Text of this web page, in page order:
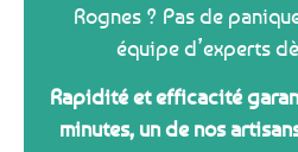
Rognes ? Pas de
équipe d’experts
Rapidité et efficacité
minutes, un de nos